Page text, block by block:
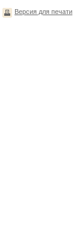
Версия для печати